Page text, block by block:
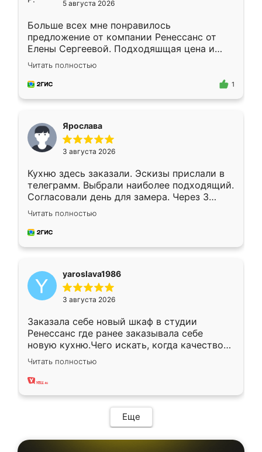
5 августа 2026
Больше всех мне понравилось
предложение от компании Ренессанс от
Елены Сергеевой. Подходяшщая цена и
короткие сроки изготовления. Приехавший
для замера сотрудник Владислав
предложил по моему эскизу самый
Читать полностью
1
Ярослава
3 августа 2026
Кухню здесь заказали. Эскизы прислали в
телеграмм. Выбрали наиболее подходящий.
Согласовали день для замера. Через 3
недели кухня была уже готова. Остались
довольны работой. Спасибо Ренессанс
мебель за качественную работу!
Читать полностью
yaroslava1986
3 августа 2026
Заказала себе новый шкаф в студии
Ренессанс где ранее заказывала себе
новую кухню.Чего искать, когда качеством
вполне довольна. Служит кухня уже почти
два года, нареканий нет.
Читать полностью
Еще